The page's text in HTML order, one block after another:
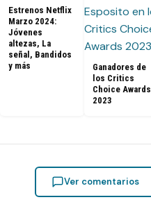
Estrenos Netflix
Marzo 2024:
Jóvenes
altezas, La
señal, Bandidos
y más
Ganadores de
los Critics
Choice Awards
2023
Ver comentarios